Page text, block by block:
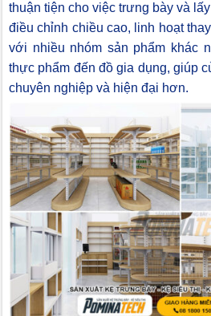
thuận tiện cho việc trưng bày và
điều chỉnh chiều cao, linh hoạt
với nhiều nhóm sản phẩm khác
thực phẩm đến đồ gia dụng, giúp
chuyên nghiệp và hiện đại hơn.